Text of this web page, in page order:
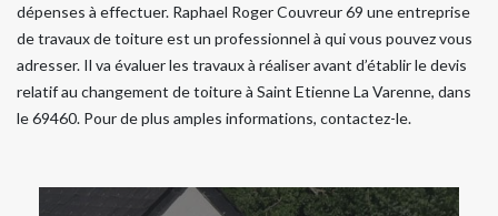
dépenses à effectuer. Raphael Roger Couvreur 69 une entreprise
de travaux de toiture est un professionnel à qui vous pouvez vous
adresser. Il va évaluer les travaux à réaliser avant d’établir le devis
relatif au changement de toiture à Saint Etienne La Varenne, dans
le 69460. Pour de plus amples informations, contactez-le.